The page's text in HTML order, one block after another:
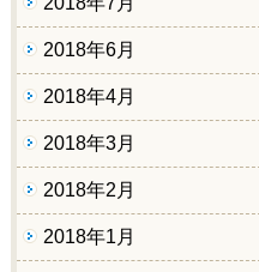
2018年6月
2018年4月
2018年3月
2018年2月
2018年1月